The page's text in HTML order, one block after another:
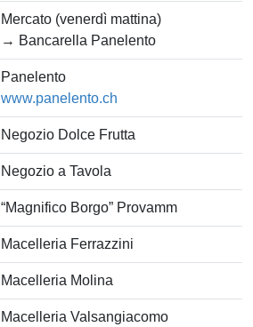
Mercato (venerdì mattina)
→ Bancarella Panelento
Panelento
www.panelento.ch
Negozio Dolce Frutta
Negozio a Tavola
“Magnifico Borgo” Provamm
Macelleria Ferrazzini
Macelleria Molina
Macelleria Valsangiacomo